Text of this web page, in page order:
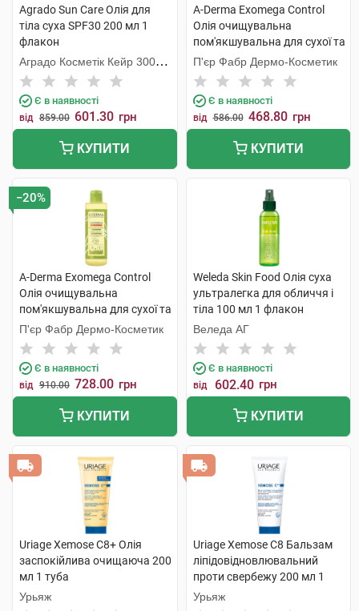
Agrado Sun Care Олія для
тіла суха SPF30 200 мл 1
флакон
Аградо Косметік Кейр 3000
С.Л.У.
Є в наявності
від 859.00 601.30 грн
КУПИТИ
A-Derma Exomega Control
Олія очищувальна
пом'якшувальна для сухої та
атопічної шкіри 200 мл 1
флакон
П'єр Фабр Дермо-Косметик
Є в наявності
від 586.00 468.80 грн
КУПИТИ
−20%
A-Derma Exomega Control
Олія очищувальна
пом'якшувальна для сухої та
атопічної шкіри 500 мл 1
флакон
П'єр Фабр Дермо-Косметик
Є в наявності
від 910.00 728.00 грн
КУПИТИ
Weleda Skin Food Олія суха
ультралегка для обличчя і
тіла 100 мл 1 флакон
Веледа АГ
Є в наявності
від 602.40 грн
КУПИТИ
Uriage Xemose C8+ Олія
заспокійлива очищаюча 200
мл 1 туба
Урьяж
Uriage Xemose C8 Бальзам
ліпідовідновлювальний
проти свербежу 200 мл 1
туба
Урьяж